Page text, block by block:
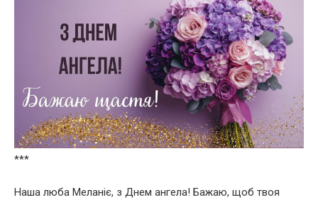
***
Наша люба Меланіє, з Днем ангела! Бажаю, щоб твоя